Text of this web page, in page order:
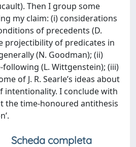
Then I group some
my claim: (i) considerations
of precedents (D.
projectibility of predicates in
(N. Goodman); (ii)
(L. Wittgenstein); (iii)
of J. R. Searle’s ideas about
intentionality. I conclude with
the time-honoured antithesis
Scheda completa